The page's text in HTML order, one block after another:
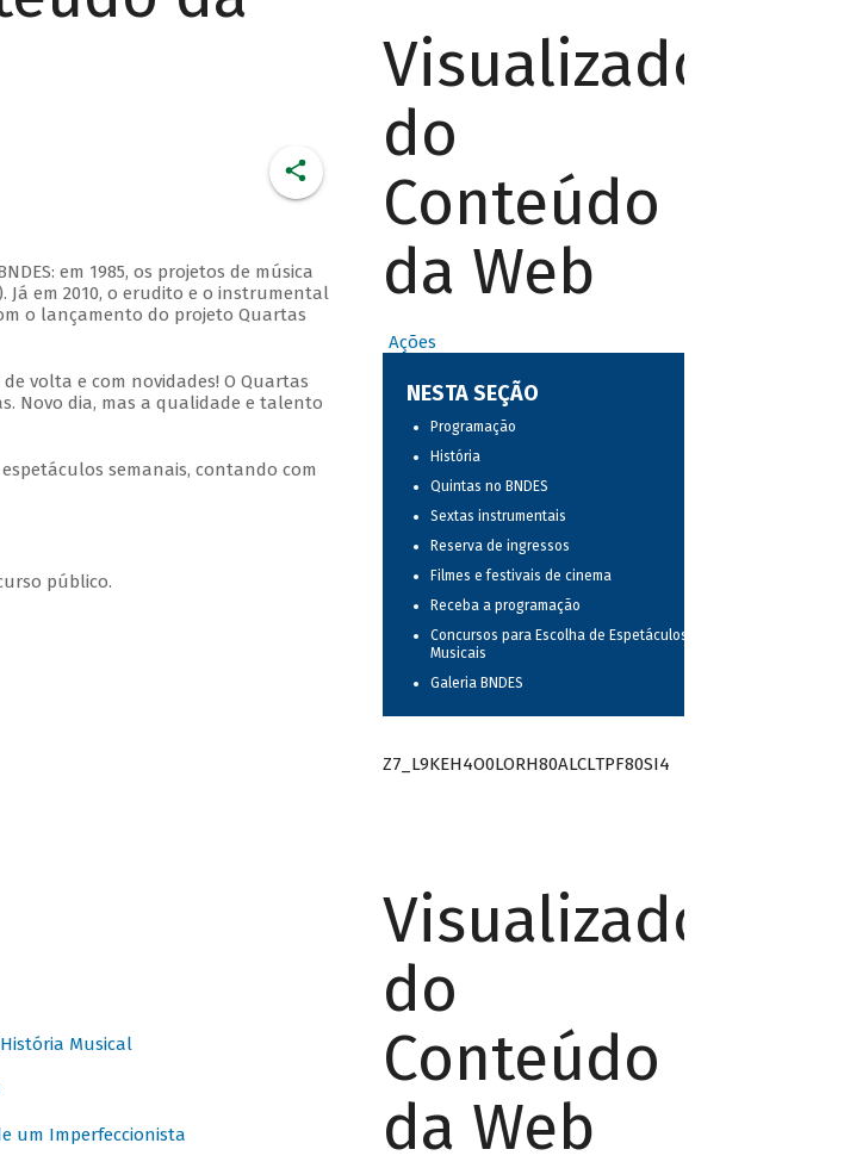
em 1985, os projetos de música
Já em 2010, o erudito e o instrumental
o lançamento do projeto Quartas
volta e com novidades! O Quartas
Novo dia, mas a qualidade e talento
semanais, contando com
público.
História Musical
de um Imperfeccionista
Visualizador
do
Conteúdo
da Web
Ações
NESTA SEÇÃO
Programação
História
Quintas no BNDES
Sextas instrumentais
Reserva de ingressos
Filmes e festivais de cinema
Receba a programação
Concursos para Escolha de Espetáculos
Musicais
Galeria BNDES
Z7_L9KEH4O0LORH80ALCLTPF80SI4
Visualizador
do
Conteúdo
da Web